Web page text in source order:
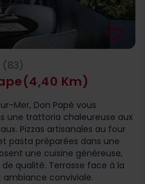
(4,40 Km)
favorite_border
(83)
Mer, Don Papé vous
une trattoria chaleureuse aux
Pizzas artisanales au four
pasta préparées dans une
une cuisine généreuse,
qualité. Terrasse face à la
conviviale.